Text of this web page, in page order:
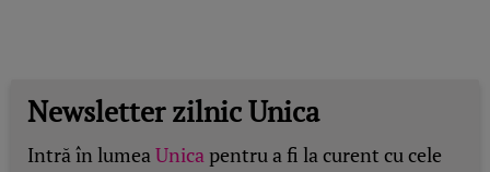
Newsletter zilnic Unica
Intră în lumeaUnicapentru a fi la curent cu cele